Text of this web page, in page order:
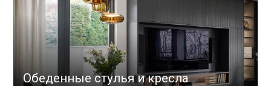
Обеденные стулья и кресла